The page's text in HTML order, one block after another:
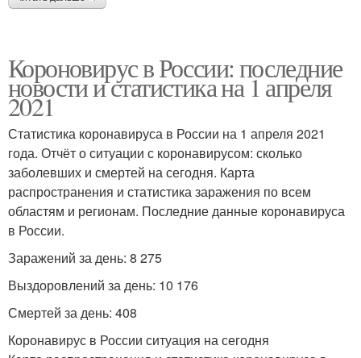
Короновирус в России: последние
новости и статистика на 1 апреля
2021
Статистика коронавируса в России на 1 апреля 2021
года. Отчёт о ситуации с коронавирусом: сколько
заболевших и смертей на сегодня. Карта
распространения и статистика заражения по всем
областям и регионам. Последние данные коронавируса
в России.
Заражений за день: 8 275
Выздоровлений за день: 10 176
Смертей за день: 408
Коронавирус в России ситуация на сегодня